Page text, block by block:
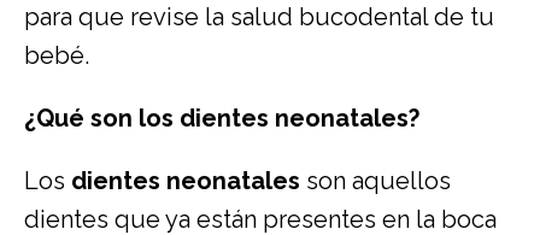
para que revise la salud bucodental de tu
bebé.
¿Qué son los dientes neonatales?
Los dientes neonatales son aquellos
dientes que ya están presentes en la boca